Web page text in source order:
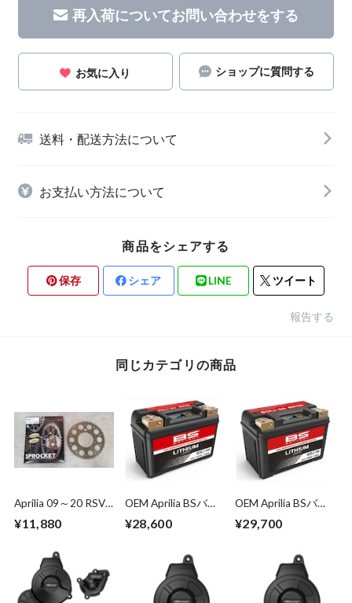
再入荷についてお問い合わせをする
お気に入り ショップに質問する
送料・配送方法について
お支払い方法について
商品をシェアする
保存 シェア LINE ツイート
報告する
同じカテゴリの商品
Aprilia 09～20 RSV4
For OEM Rear Wheel
convert 38T～47T
¥11,880
OEM Aprilia BSバッ
ウムバッテリー
¥28,600
OEM Aprilia BSバッ
ウムバッテリー
¥29,700